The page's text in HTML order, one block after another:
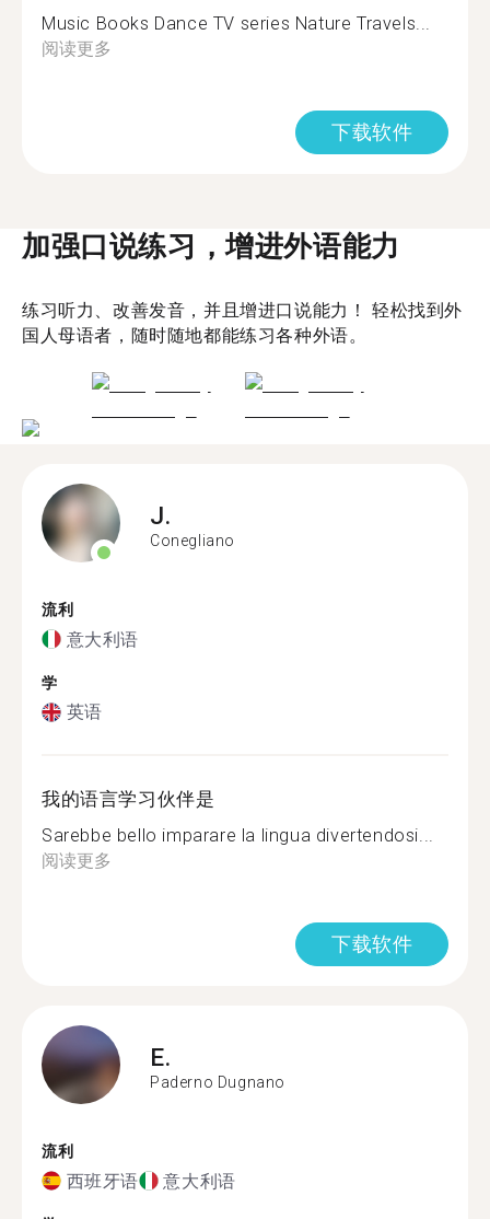
Music Books Dance TV series Nature Travels...
阅读更多
下载软件
加强口说练习，增进外语能力
练习听力、改善发音，并且增进口说能力！ 轻松找到外
国人母语者，随时随地都能练习各种外语。
J.
Conegliano
流利
意大利语
学
英语
我的语言学习伙伴是
Sarebbe bello imparare la lingua divertendosi...
阅读更多
下载软件
E.
Paderno Dugnano
流利
西班牙语 意大利语